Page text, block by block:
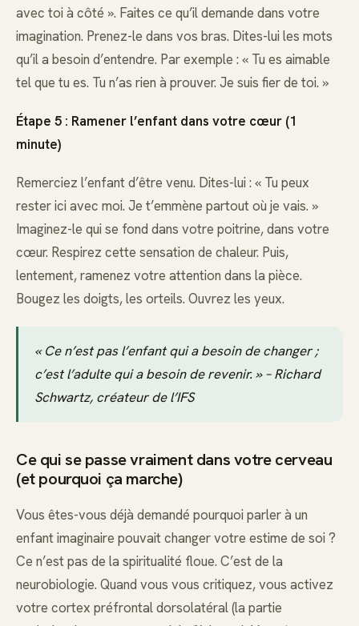
avec toi à côté ». Faites ce qu’il demande dans votre
imagination. Prenez-le dans vos bras. Dites-lui les mots
qu’il a besoin d’entendre. Par exemple : « Tu es aimable
tel que tu es. Tu n’as rien à prouver. Je suis fier de toi. »
Étape 5 : Ramener l’enfant dans votre cœur (1
minute)
Remerciez l’enfant d’être venu. Dites-lui : « Tu peux
rester ici avec moi. Je t’emmène partout où je vais. »
Imaginez-le qui se fond dans votre poitrine, dans votre
cœur. Respirez cette sensation de chaleur. Puis,
lentement, ramenez votre attention dans la pièce.
Bougez les doigts, les orteils. Ouvrez les yeux.
« Ce n’est pas l’enfant qui a besoin de changer ;
c’est l’adulte qui a besoin de revenir. » – Richard
Schwartz, créateur de l’IFS
Ce qui se passe vraiment dans votre cerveau
(et pourquoi ça marche)
Vous êtes-vous déjà demandé pourquoi parler à un
enfant imaginaire pouvait changer votre estime de soi ?
Ce n’est pas de la spiritualité floue. C’est de la
neurobiologie. Quand vous vous critiquez, vous activez
votre cortex préfrontal dorsolatéral (la partie